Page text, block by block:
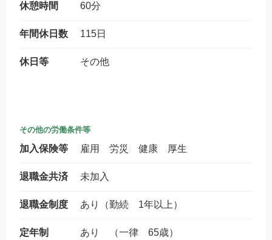
休憩時間 60分
年間休日数 115日
休日等 その他
その他の労働条件等
加入保険等 雇用 労災 健康 厚生
退職金共済 未加入
退職金制度 あり（勤続 1年以上）
定年制 あり （一律 65歳）